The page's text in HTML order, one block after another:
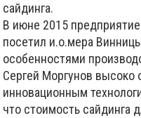
сайдинга.
В июне 2015
посетил и.о.мера
особенностями
Сергей Моргунов высоко
инновационным
что стоимость сайдинга